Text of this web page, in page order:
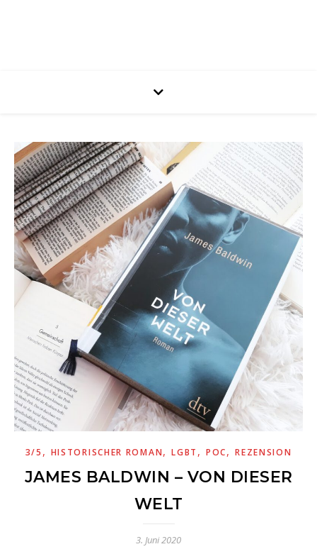
3/5 , HISTORISCHER ROMAN,LGBT ,POC,REZENSION
JAMES BALDWIN – VON DIESER
WELT
3. Juni 2020